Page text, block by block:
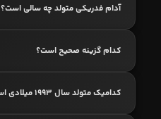
آدام فدریکی متولد چه سالی است؟
کدام گزینه صحیح است؟
کدامیک متولد سال 1993 میلادی است؟